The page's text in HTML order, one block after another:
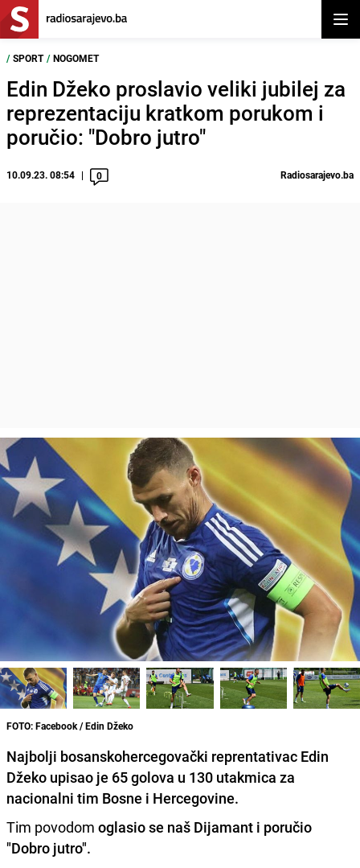
/ SPORT / NOGOMET
Edin Džeko proslavio veliki jubilej za
reprezentaciju kratkom porukom i
poručio: "Dobro jutro"
10.09.23. 08:54 0 Radiosarajevo.ba
FOTO: Facebook / Edin Džeko
Najbolji bosanskohercegovački reprentativac Edin
Džeko upisao je 65 golova u 130 utakmica za
nacionalni tim Bosne i Hercegovine.
Tim povodom oglasio se naš Dijamant i poručio
"Dobro jutro".